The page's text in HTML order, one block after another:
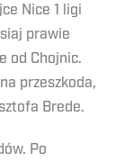
Nice 1 ligi
prawie
od Chojnic.
przeszkoda,
Brede.
Po